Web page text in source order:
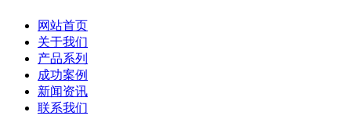
网站首页
关于我们
产品系列
成功案例
新闻资讯
联系我们